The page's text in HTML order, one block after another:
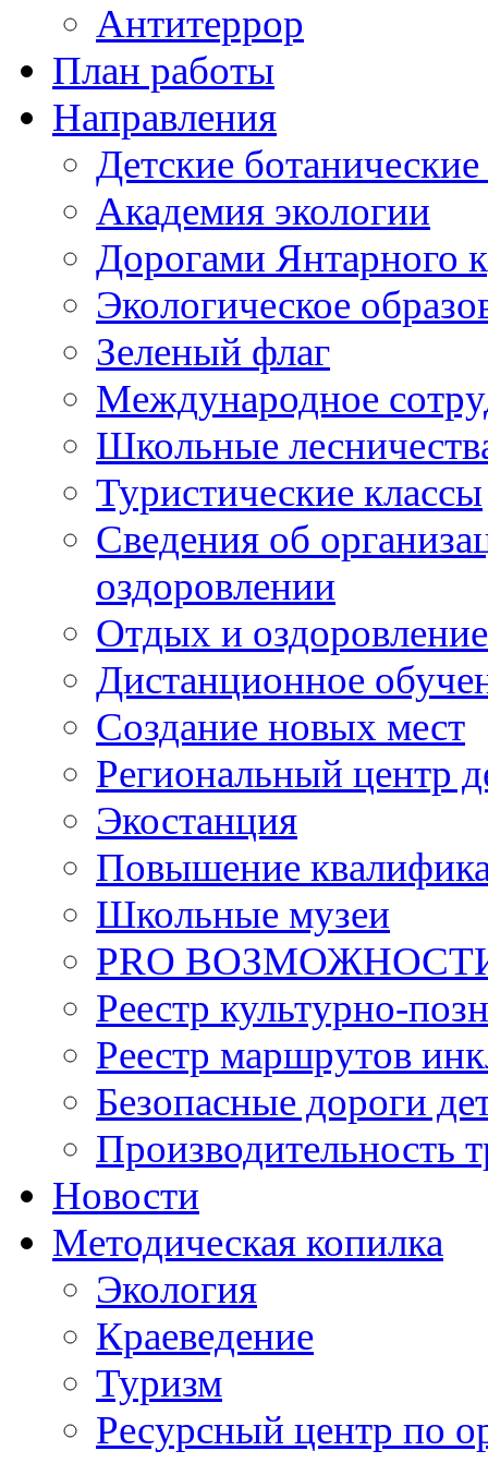
Антитеррор
План работы
Направления
Детские
Академия экологии
Дорогами Янтарного
Экологическое
Зеленый флаг
Международное
Школьные
Туристические классы
Сведения об
оздоровлении
Отдых и
Дистанционное
Создание новых мест
Региональный центр
Экостанция
Повышение
Школьные музеи
PRO
Реестр культурно-
Реестр маршрутов
Безопасные дороги
Производительность
Новости
Методическая копилка
Экология
Краеведение
Туризм
Ресурсный центр по